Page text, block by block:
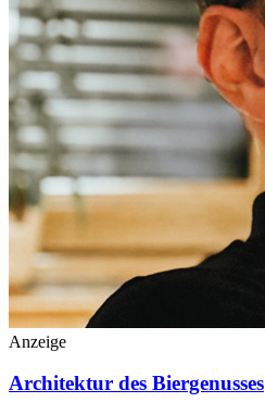
Anzeige
Architektur des Biergenusses